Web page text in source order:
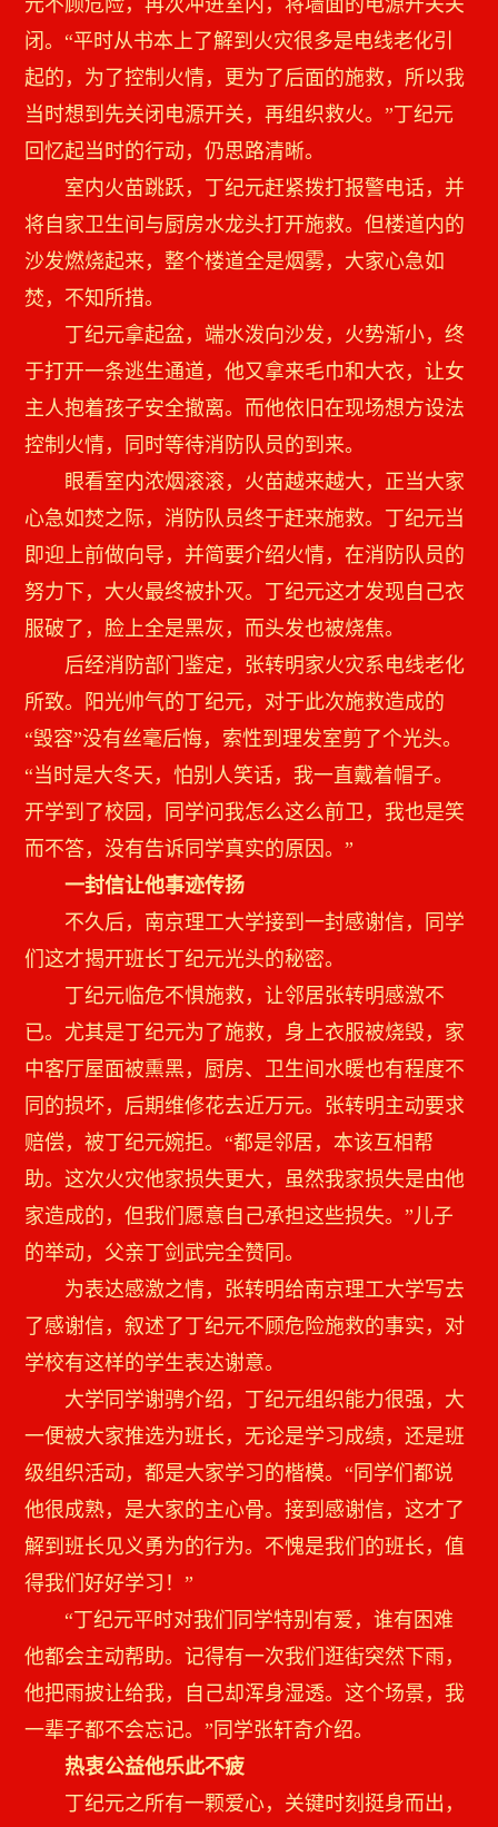
闭。“平时从书本上了解到火灾很多是电线老化引
起的，为了控制火情，更为了后面的施救，所以我
当时想到先关闭电源开关，再组织救火。”丁纪元
回忆起当时的行动，仍思路清晰。
室内火苗跳跃，丁纪元赶紧拨打报警电话，并
将自家卫生间与厨房水龙头打开施救。但楼道内的
沙发燃烧起来，整个楼道全是烟雾，大家心急如
焚，不知所措。
丁纪元拿起盆，端水泼向沙发，火势渐小，终
于打开一条逃生通道，他又拿来毛巾和大衣，让女
主人抱着孩子安全撤离。而他依旧在现场想方设法
控制火情，同时等待消防队员的到来。
眼看室内浓烟滚滚，火苗越来越大，正当大家
心急如焚之际，消防队员终于赶来施救。丁纪元当
即迎上前做向导，并简要介绍火情，在消防队员的
努力下，大火最终被扑灭。丁纪元这才发现自己衣
服破了，脸上全是黑灰，而头发也被烧焦。
后经消防部门鉴定，张转明家火灾系电线老化
所致。阳光帅气的丁纪元，对于此次施救造成的
“毁容”没有丝毫后悔，索性到理发室剪了个光头。
“当时是大冬天，怕别人笑话，我一直戴着帽子。
开学到了校园，同学问我怎么这么前卫，我也是笑
而不答，没有告诉同学真实的原因。”
一封信让他事迹传扬
不久后，南京理工大学接到一封感谢信，同学
们这才揭开班长丁纪元光头的秘密。
丁纪元临危不惧施救，让邻居张转明感激不
已。尤其是丁纪元为了施救，身上衣服被烧毁，家
中客厅屋面被熏黑，厨房、卫生间水暖也有程度不
同的损坏，后期维修花去近万元。张转明主动要求
赔偿，被丁纪元婉拒。“都是邻居，本该互相帮
助。这次火灾他家损失更大，虽然我家损失是由他
家造成的，但我们愿意自己承担这些损失。”儿子
的举动，父亲丁剑武完全赞同。
为表达感激之情，张转明给南京理工大学写去
了感谢信，叙述了丁纪元不顾危险施救的事实，对
学校有这样的学生表达谢意。
大学同学谢骋介绍，丁纪元组织能力很强，大
一便被大家推选为班长，无论是学习成绩，还是班
级组织活动，都是大家学习的楷模。“同学们都说
他很成熟，是大家的主心骨。接到感谢信，这才了
解到班长见义勇为的行为。不愧是我们的班长，值
得我们好好学习！”
“丁纪元平时对我们同学特别有爱，谁有困难
他都会主动帮助。记得有一次我们逛街突然下雨，
他把雨披让给我，自己却浑身湿透。这个场景，我
一辈子都不会忘记。”同学张轩奇介绍。
热衷公益他乐此不疲
丁纪元之所有一颗爱心，关键时刻挺身而出，